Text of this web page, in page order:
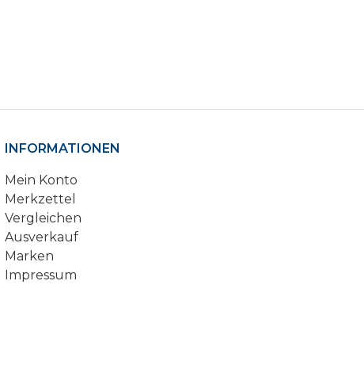
INFORMATIONEN
Mein Konto
Merkzettel
Vergleichen
Ausverkauf
Marken
Impressum